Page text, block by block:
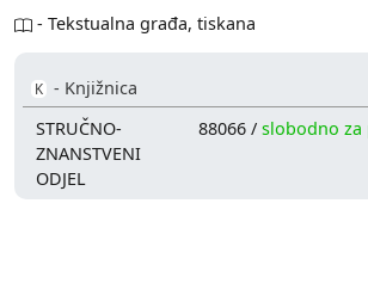
- Tekstualna građa, tiskana
K - Knjižnica
STRUČNO-
ZNANSTVENI
ODJEL
88066 /slobodno za